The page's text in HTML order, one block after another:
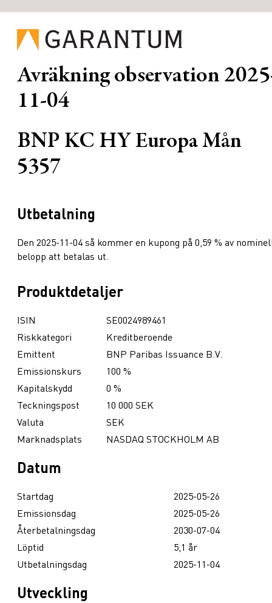
Avräkning observation
11-04
BNP KC HY Europa Mån
5357
Utbetalning
Den 2025-11-04 så kommer en kupong på 0,59 % av
belopp att betalas ut.
Produktdetaljer
ISIN
SE0024989461
Riskkategori
Kreditberoende
Emittent
BNP Paribas Issuance B.V.
Emissionskurs
100 %
Kapitalskydd
0 %
Teckningspost
10 000 SEK
Valuta
SEK
Marknadsplats
NASDAQ STOCKHOLM AB
Datum
Startdag
2025-05-26
Emissionsdag
2025-05-26
Återbetalningsdag
2030-07-04
Löptid
5,1 år
Utbetalningsdag
2025-11-04
Utveckling